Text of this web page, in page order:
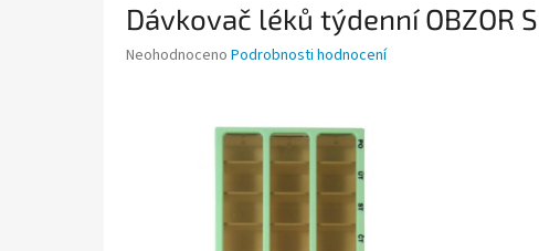
Dávkovač léků týdenní OBZOR
Průměrné
Neohodnoceno Podrobnosti hodnocení